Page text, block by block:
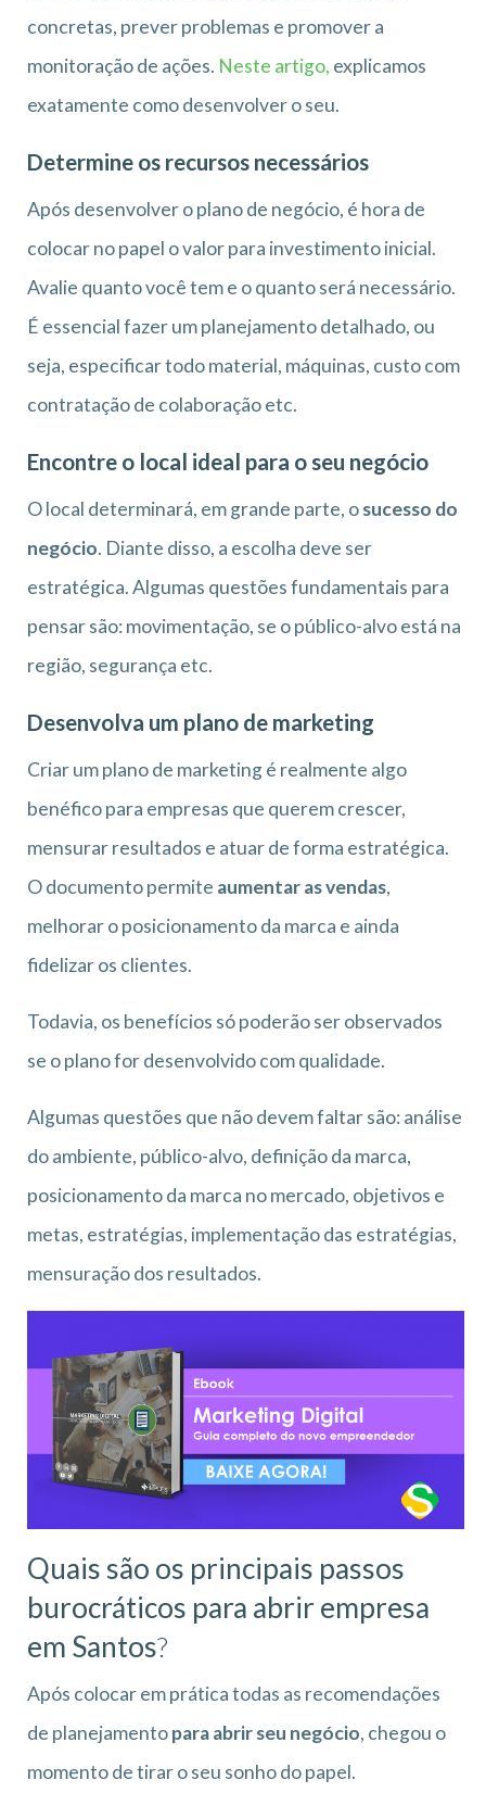
concretas, prever problemas e promover a
monitoração de ações. Neste artigo, explicamos
exatamente como desenvolver o seu.
Determine os recursos necessários
Após desenvolver o plano de negócio, é hora de
colocar no papel o valor para investimento inicial.
Avalie quanto você tem e o quanto será necessário.
É essencial fazer um planejamento detalhado, ou
seja, especificar todo material, máquinas, custo com
contratação de colaboração etc.
Encontre o local ideal para o seu negócio
O local determinará, em grande parte, osucesso do
negócio. Diante disso, a escolha deve ser
estratégica. Algumas questões fundamentais para
pensar são: movimentação, se o público-alvo está na
região, segurança etc.
Desenvolva um plano de marketing
Criar um plano de marketing é realmente algo
benéfico para empresas que querem crescer,
mensurar resultados e atuar de forma estratégica.
O documento permite aumentar as vendas,
melhorar o posicionamento da marca e ainda
fidelizar os clientes.
Todavia, os benefícios só poderão ser observados
se o plano for desenvolvido com qualidade.
Algumas questões que não devem faltar são: análise
do ambiente, público-alvo, definição da marca,
posicionamento da marca no mercado, objetivos e
metas, estratégias, implementação das estratégias,
mensuração dos resultados.
Quais são os principais passos
burocráticos para abrir empresa
em Santos?
Após colocar em prática todas as recomendações
de planejamentopara abrir seu negócio, chegou o
momento de tirar o seu sonho do papel.